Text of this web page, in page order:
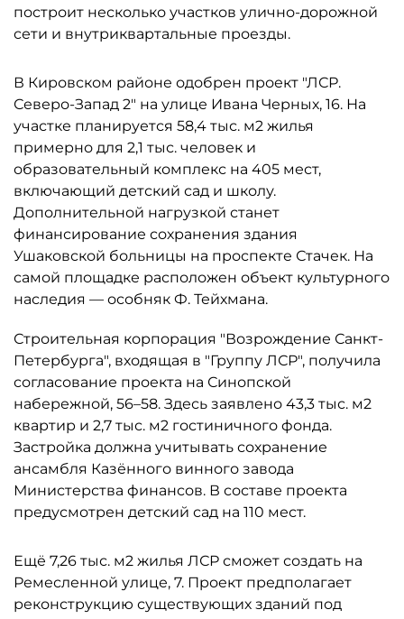
построит несколько участков улично-дорожной
сети и внутриквартальные проезды.
В Кировском районе одобрен проект "ЛСР.
Северо-Запад 2" на улице Ивана Черных, 16. На
участке планируется 58,4 тыс. м2 жилья
примерно для 2,1 тыс. человек и
образовательный комплекс на 405 мест,
включающий детский сад и школу.
Дополнительной нагрузкой станет
финансирование сохранения здания
Ушаковской больницы на проспекте Стачек. На
самой площадке расположен объект культурного
наследия — особняк Ф. Тейхмана.
Строительная корпорация "Возрождение Санкт-
Петербурга", входящая в "Группу ЛСР", получила
согласование проекта на Синопской
набережной, 56–58. Здесь заявлено 43,3 тыс. м2
квартир и 2,7 тыс. м2 гостиничного фонда.
Застройка должна учитывать сохранение
ансамбля Казённого винного завода
Министерства финансов. В составе проекта
предусмотрен детский сад на 110 мест.
Ещё 7,26 тыс. м2 жилья ЛСР сможет создать на
Ремесленной улице, 7. Проект предполагает
реконструкцию существующих зданий под